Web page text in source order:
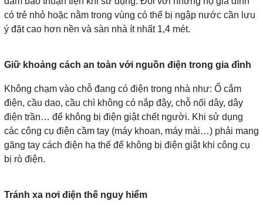
có trẻ nhỏ hoặc nằm trong vùng có thể bị ngập nước cần lưu
ý đặt cao hơn nền và sàn nhà ít nhất 1,4 mét.
Giữ khoảng cách an toàn với nguồn điện trong gia đình
Không chạm vào chỗ đang có điện trong nhà như: Ổ cắm
điện, cầu dao, cầu chì không có nắp đậy, chỗ nối dây, dây
điện trần… để không bị điện giật chết người. Khi sử dụng
các công cụ điện cầm tay (máy khoan, máy mài…) phải mang
găng tay cách điện hạ thế để không bị điện giật khi công cụ
bị rò điện.
Tránh xa nơi điện thế nguy hiểm